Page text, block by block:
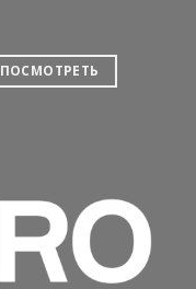
ПОСМОТРЕТЬ